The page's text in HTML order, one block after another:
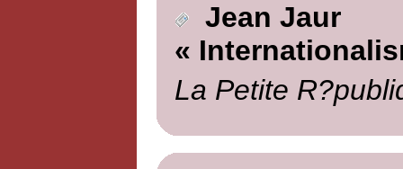
Jean Jaur
«
La Petite